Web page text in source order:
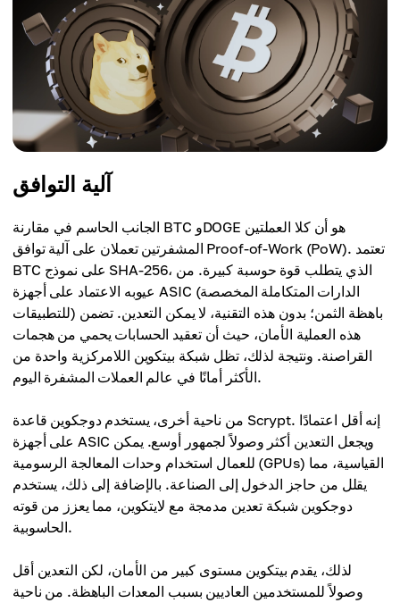
آلية التوافق
الجانب الحاسم في مقارنة BTC وDOGE هو أن كلا العملتين
المشفرتين تعملان على آلية توافق Proof-of-Work (PoW). تعتمد
BTC على نموذج SHA-256، الذي يتطلب قوة حوسبة كبيرة. من
عيوبه الاعتماد على أجهزة ASIC (الدارات المتكاملة المخصصة
للتطبيقات) باهظة الثمن؛ بدون هذه التقنية، لا يمكن التعدين. تضمن
هذه العملية الأمان، حيث أن تعقيد الحسابات يحمي من هجمات
القراصنة. ونتيجة لذلك، تظل شبكة بيتكوين اللامركزية واحدة من
الأكثر أمانًا في عالم العملات المشفرة اليوم.
من ناحية أخرى، يستخدم دوجكوين قاعدة Scrypt. إنه أقل اعتمادًا
على أجهزة ASIC ويجعل التعدين أكثر وصولاً لجمهور أوسع. يمكن
للعمال استخدام وحدات المعالجة الرسومية (GPUs) القياسية، مما
يقلل من حاجز الدخول إلى الصناعة. بالإضافة إلى ذلك، يستخدم
دوجكوين شبكة تعدين مدمجة مع لايتكوين، مما يعزز من قوته
الحاسوبية.
لذلك، يقدم بيتكوين مستوى كبير من الأمان، لكن التعدين أقل
وصولاً للمستخدمين العاديين بسبب المعدات الباهظة. من ناحية